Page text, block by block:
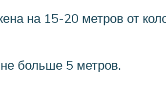
на 15-20 метров от
больше 5 метров.